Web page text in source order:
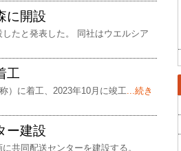
に開設
たと発表した。 同社はウエルシア
工
）に着工、2023年10月に竣工...続き
ー建設
共同配送センターを建設する。